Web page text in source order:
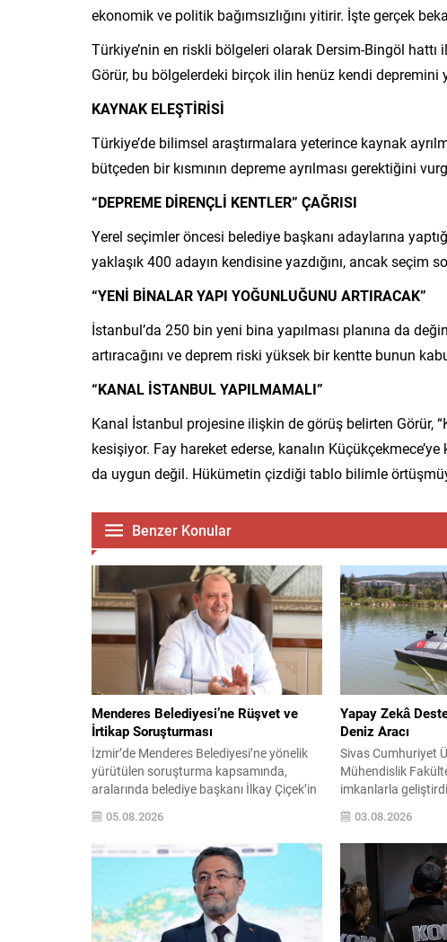
ekonomik ve politik bağımsızlığını yitirir. İşte gerçek
Türkiye’nin en riskli bölgeleri olarak Dersim-Bingöl hattı
Görür, bu bölgelerdeki birçok ilin henüz kendi depremini
KAYNAK ELEŞTİRİSİ
Türkiye’de bilimsel araştırmalara yeterince kaynak
bütçeden bir kısmının depreme ayrılması gerektiğini
“DEPREME DİRENÇLİ KENTLER” ÇAĞRISI
Yerel seçimler öncesi belediye başkanı adaylarına
yaklaşık 400 adayın kendisine yazdığını, ancak
“YENİ BİNALAR YAPI YOĞUNLUĞUNU ARTIRACAK”
İstanbul’da 250 bin yeni bina yapılması planına da
artıracağını ve deprem riski yüksek bir kentte bunun
“KANAL İSTANBUL YAPILMAMALI”
Kanal İstanbul projesine ilişkin de görüş belirten Görür,
kesişiyor. Fay hareket ederse, kanalın
da uygun değil. Hükümetin çizdiği tablo bilimle
Benzer Konular
Menderes Belediyesi’ne Rüşvet ve
İrtikap Soruşturması
İzmir’de Menderes Belediyesi’ne yönelik
yürütülen soruşturma kapsamında,
aralarında belediye başkanı İlkay Çiçek’in
de bulunduğu 15 kişi gözaltına alındı.
Gözaltına alınanlar arasında başkan
yardımcıları, imar ve şehircilik müdürü,
plan ve proje müdürü, yapı kontrol
müdürü ile bazı meclis üyeleri ve belediye
personeli yer alıyor. Soruşturma
iddialarına göre belediyede, yapı kullanım
izni...
05.08.2026
Yapay Zekâ
Deniz Aracı
Sivas Cumhuriyet
Mühendislik
imkanlarla
destekli insansız
projesiyle
çeken bir çalışma
kamera, sensör ve
entegrasyonuyla
otonom görevler
Geliştirilen sistem,
bağımsız hareket
03.08.2026